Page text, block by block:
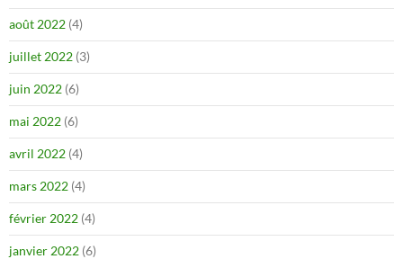
août 2022 (4)
juillet 2022 (3)
juin 2022 (6)
mai 2022 (6)
avril 2022 (4)
mars 2022 (4)
février 2022 (4)
janvier 2022 (6)